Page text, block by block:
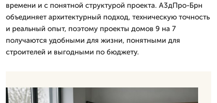
времени и с понятной структурой проекта. А3дПро-Брн
объединяет архитектурный подход, техническую точность
и реальный опыт, поэтому проекты домов 9 на 7
получаются удобными для жизни, понятными для
строителей и выгодными по бюджету.